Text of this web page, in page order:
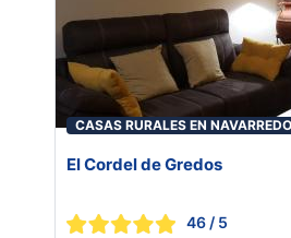
CASAS RURALES EN
El Cordel de Gredos
46 / 5